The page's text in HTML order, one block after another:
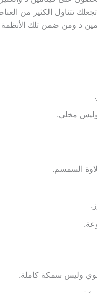
تتناول الكثير من
د ومن ضمن تلك الأنظمة
مخلي.
السمسم.
وليس سمكة كاملة.